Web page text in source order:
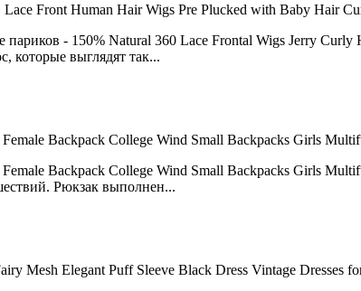
Front Human Hair Wigs Pre Plucked with Baby Hair
- 150% Natural 360 Lace Frontal Wigs Jerry
которые выглядят так...
Backpack College Wind Small Backpacks Girls
Backpack College Wind Small Backpacks Girls
Рюкзак выполнен...
Mesh Elegant Puff Sleeve Black Dress Vintage Dresses